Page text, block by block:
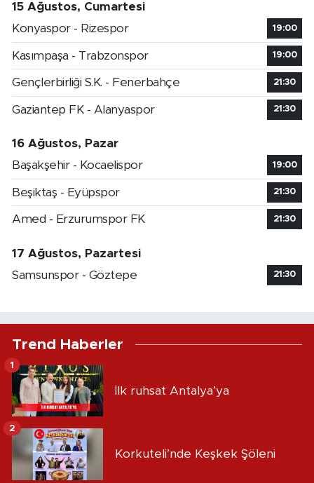
15 Ağustos, Cumartesi
Konyaspor - Rizespor
19:00
Kasımpaşa - Trabzonspor 19:00
Gençlerbirliği S.K. - Fenerbahçe 21:30
Gaziantep FK - Alanyaspor 21:30
16 Ağustos, Pazar
Başakşehir - Kocaelispor
19:00
Beşiktaş - Eyüpspor 21:30
Amed - Erzurumspor FK 21:30
17 Ağustos, Pazartesi
Samsunspor - Göztepe
21:30
Trend Haberler
İlk ruhsat Antalya’ya
1
Korkuteli’nde Keşkek Şöleni
2